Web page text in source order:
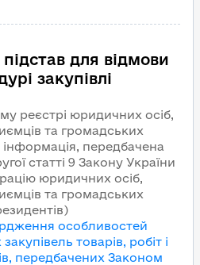
для відмови
закупівлі
реєстрі юридичних осіб,
та громадських
передбачена
статті 9 Закону України
юридичних осіб,
та громадських
особливостей
товарів, робіт і
передбачених Законом